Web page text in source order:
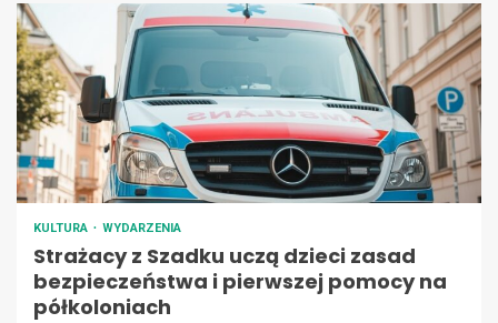
KULTURA WYDARZENIA
Strażacy z Szadku uczą dzieci zasad
bezpieczeństwa i pierwszej pomocy na
półkoloniach